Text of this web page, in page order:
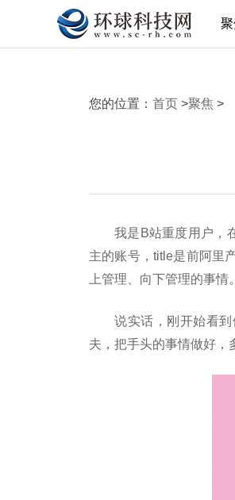
您的位置： 首页 >聚焦 >
我是B站重度用户，
主的账号，title是前阿里
上管理、向下管理的事情。
说实话，刚开始看
夫，把手头的事情做好，